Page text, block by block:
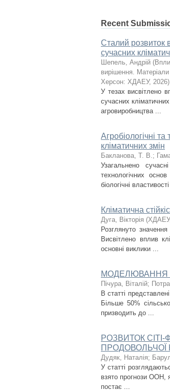
Recent
Сталий розвиток
сучасних
Шепель, Андрій (
вирішення.
Херсон: ХДАЕУ, 2026)
У тезах висвітлено
сучасних
агровиробництва ...
Агробіологічні
кліматичних змін
Бакланова, Т. В.;
Узагальнено
технологічних
біологічні
Кліматична
Дуга, Вікторія (ХДАЕУ
Розглянуто
Висвітлено вплив
основні виклики ...
МОДЕЛЮВАННЯ
Пічура, Віталій;
В статті
Більше 50%
призводить до ...
РОЗВИТОК
ПРОДОВОЛЬЧОЇ
Дудяк, Наталія;
У статті
взято прогнози ООН,
постає ...